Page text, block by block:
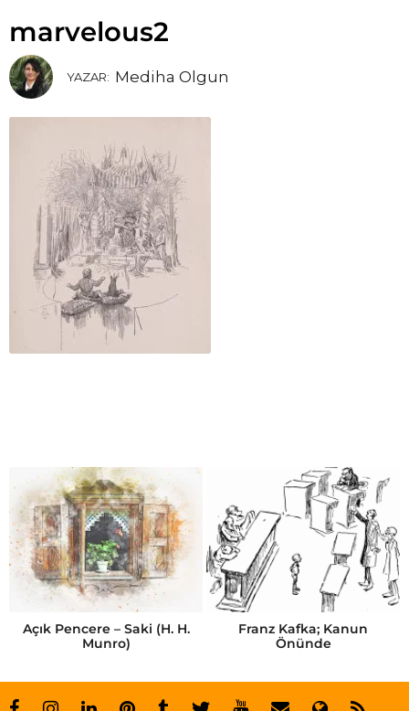
marvelous2
YAZAR: Mediha Olgun
Açık Pencere – Saki (H. H.
Munro)
Franz Kafka; Kanun
Önünde